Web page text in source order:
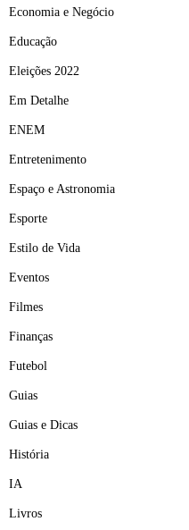
Economia e Negócio
Educação
Eleições 2022
Em Detalhe
ENEM
Entretenimento
Espaço e Astronomia
Esporte
Estilo de Vida
Eventos
Filmes
Finanças
Futebol
Guias
Guias e Dicas
História
IA
Livros